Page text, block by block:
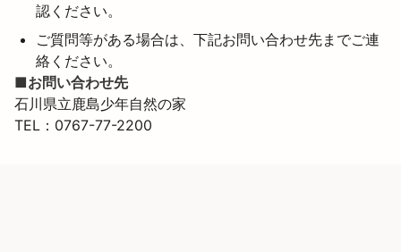
認ください。
ご質問等がある場合は、下記お問い合わせ先までご連
絡ください。
■お問い合わせ先
石川県立鹿島少年自然の家
TEL：0767-77-2200